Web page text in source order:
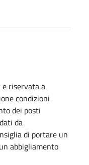
riservata a
condizioni
dei posti
da
di portare un
abbigliamento